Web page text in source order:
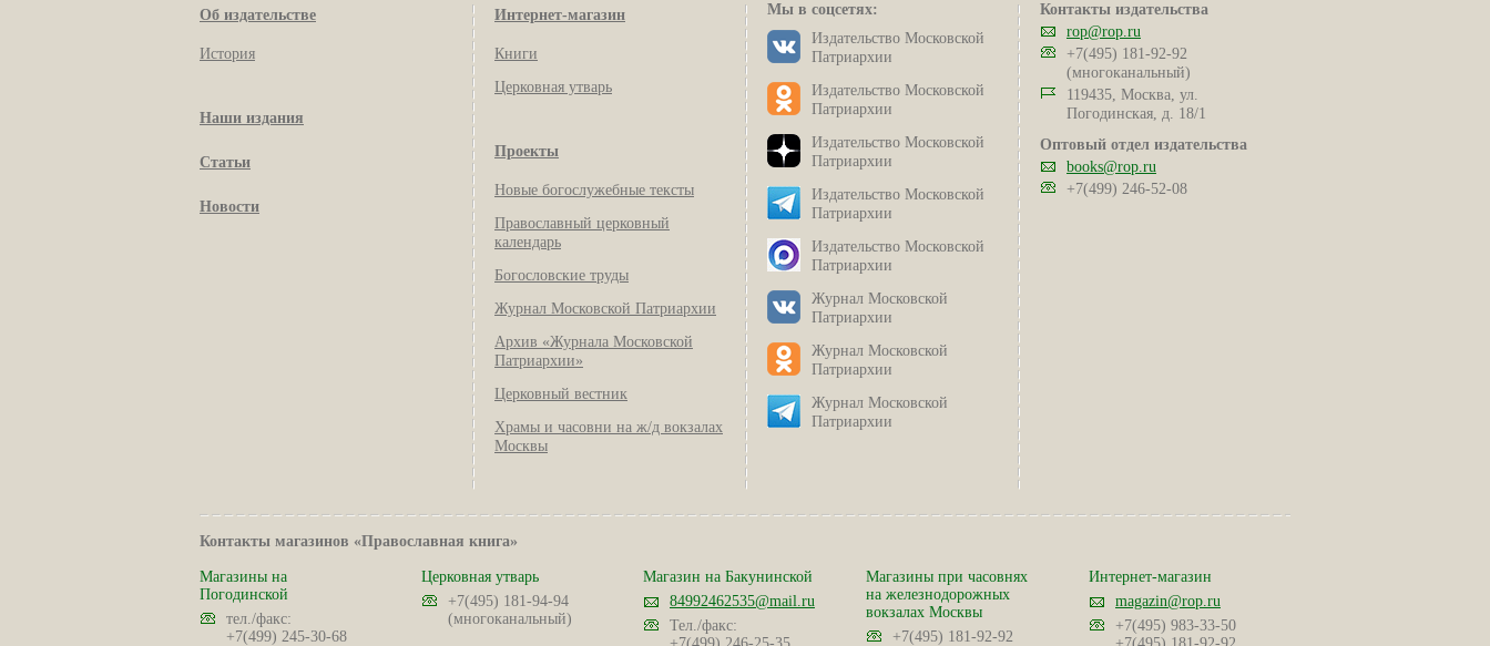
Об издательстве
История
Наши издания
Статьи
Новости
Интернет-магазин
Книги
Церковная утварь
Проекты
Новые богослужебные тексты
Православный церковный
календарь
Богословские труды
Журнал Московской Патриархии
Архив «Журнала Московской
Патриархии»
Церковный вестник
Храмы и часовни на ж/д вокзалах
Москвы
Мы в соцсетях:
Издательство Московской
Патриархии
Издательство Московской
Патриархии
Издательство Московской
Патриархии
Издательство Московской
Патриархии
Издательство Московской
Патриархии
Журнал Московской
Патриархии
Журнал Московской
Патриархии
Журнал Московской
Патриархии
Контакты издательства
rop@rop.ru
+7(495) 181-92-92
(многоканальный)
119435, Москва, ул.
Погодинская, д. 18/1
Оптовый отдел издательства
books@rop.ru
+7(499) 246-52-08
Контакты магазинов «Православная книга»
Магазины на
Погодинской
тел./факс:
+7(499) 245-30-68
Церковная утварь
+7(495) 181-94-94
(многоканальный)
Магазин на Бакунинской
84992462535@mail.ru
Тел./факс:
Магазины при часовнях
на железнодорожных
вокзалах Москвы
+7(495) 181-92-92
Интернет-магазин
magazin@rop.ru
+7(495) 983-33-50